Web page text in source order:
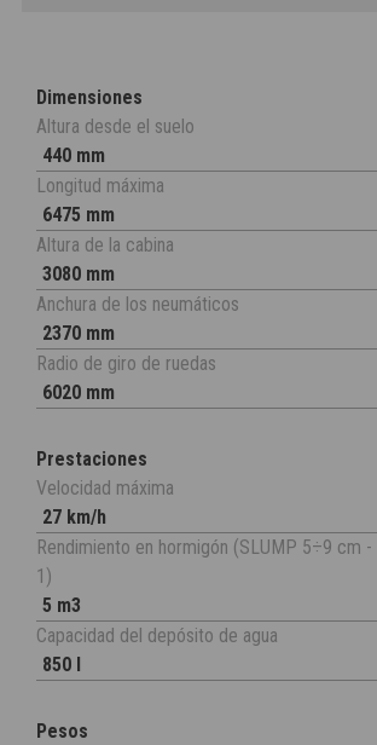
Dimensiones
Altura desde el suelo
440 mm
Longitud máxima
6475 mm
Altura de la cabina
3080 mm
Anchura de los neumáticos
2370 mm
Radio de giro de ruedas
6020 mm
Prestaciones
Velocidad máxima
27 km/h
Rendimiento en hormigón (SLUMP 5÷9 cm -
1)
5 m3
Capacidad del depósito de agua
850 l
Pesos